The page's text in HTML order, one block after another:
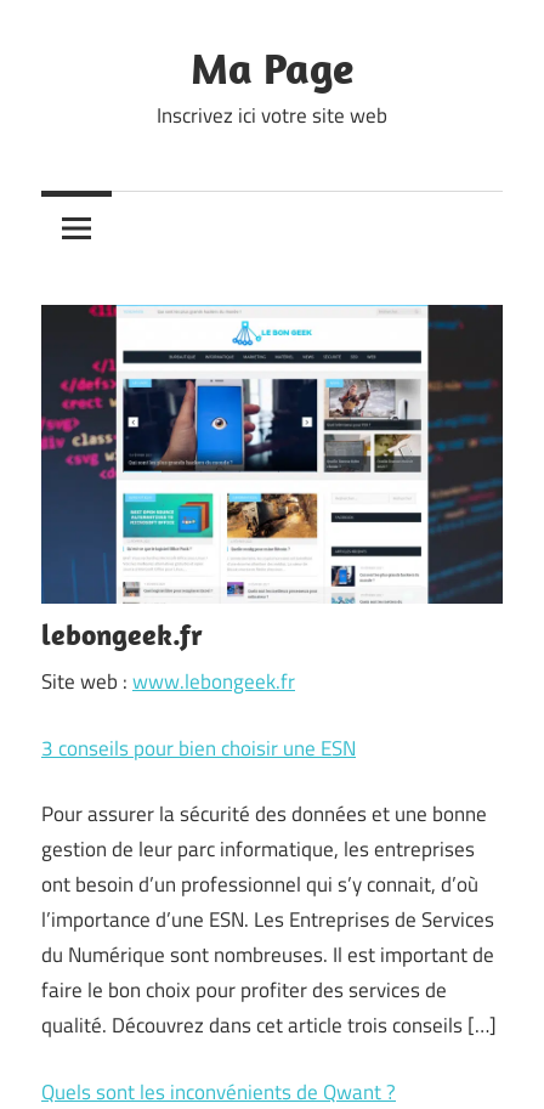
Ma Page
Inscrivez ici votre site web
lebongeek.fr
Site web :www.lebongeek.fr
3 conseils pour bien choisir une ESN
Pour assurer la sécurité des données et une bonne
gestion de leur parc informatique, les entreprises
ont besoin d’un professionnel qui s’y connait, d’où
l’importance d’une ESN. Les Entreprises de Services
du Numérique sont nombreuses. Il est important de
faire le bon choix pour profiter des services de
qualité. Découvrez dans cet article trois conseils […]
Quels sont les inconvénients de Qwant ?